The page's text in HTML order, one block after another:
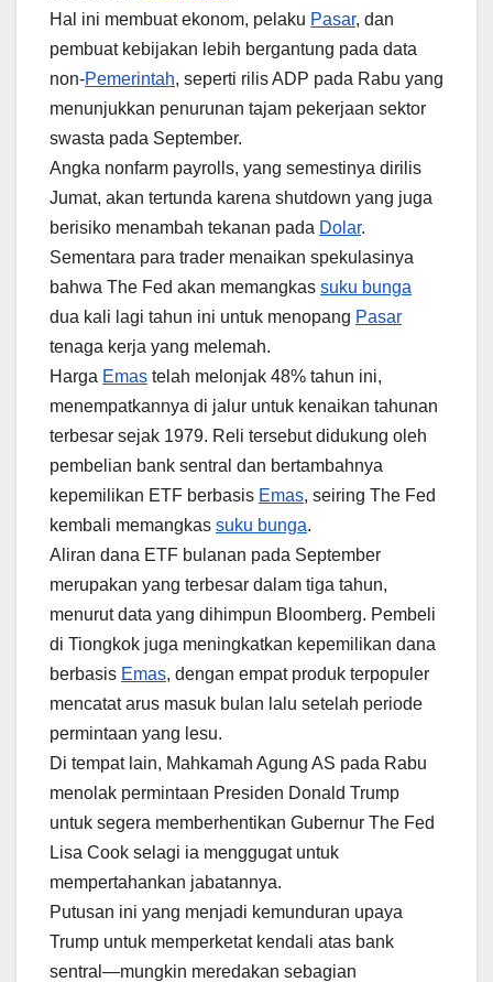
Hal ini membuat ekonom, pelaku Pasar, dan
pembuat kebijakan lebih bergantung pada data
non-Pemerintah, seperti rilis ADP pada Rabu yang
menunjukkan penurunan tajam pekerjaan sektor
swasta pada September.
Angka nonfarm payrolls, yang semestinya dirilis
Jumat, akan tertunda karena shutdown yang juga
berisiko menambah tekanan pada Dolar.
Sementara para trader menaikan spekulasinya
bahwa The Fed akan memangkas suku bunga
dua kali lagi tahun ini untuk menopang Pasar
tenaga kerja yang melemah.
Harga Emas telah melonjak 48% tahun ini,
menempatkannya di jalur untuk kenaikan tahunan
terbesar sejak 1979. Reli tersebut didukung oleh
pembelian bank sentral dan bertambahnya
kepemilikan ETF berbasis Emas, seiring The Fed
kembali memangkas suku bunga.
Aliran dana ETF bulanan pada September
merupakan yang terbesar dalam tiga tahun,
menurut data yang dihimpun Bloomberg. Pembeli
di Tiongkok juga meningkatkan kepemilikan dana
berbasis Emas, dengan empat produk terpopuler
mencatat arus masuk bulan lalu setelah periode
permintaan yang lesu.
Di tempat lain, Mahkamah Agung AS pada Rabu
menolak permintaan Presiden Donald Trump
untuk segera memberhentikan Gubernur The Fed
Lisa Cook selagi ia menggugat untuk
mempertahankan jabatannya.
Putusan ini yang menjadi kemunduran upaya
Trump untuk memperketat kendali atas bank
sentral—mungkin meredakan sebagian